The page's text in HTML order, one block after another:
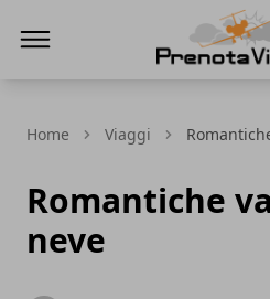
Home Viaggi
Romantiche
neve